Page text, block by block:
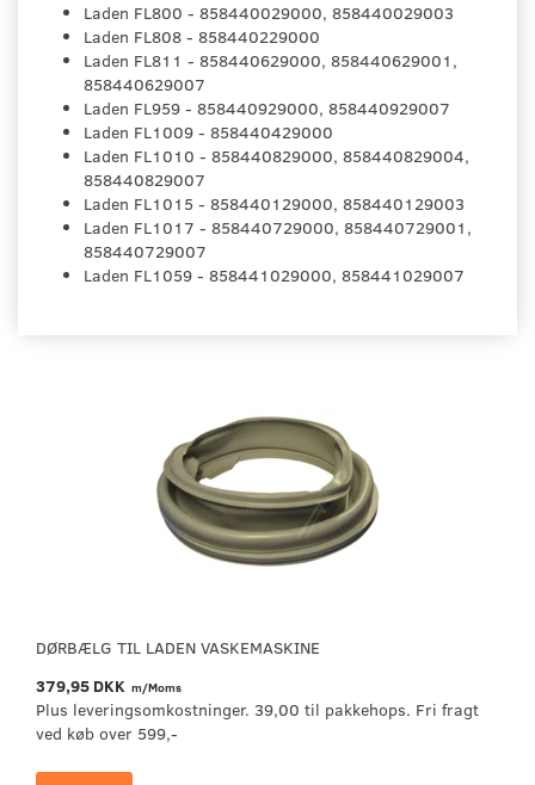
Laden FL800 - 858440029000, 858440029003
Laden FL808 - 858440229000
Laden FL811 - 858440629000, 858440629001,
858440629007
Laden FL959 - 858440929000, 858440929007
Laden FL1009 - 858440429000
Laden FL1010 - 858440829000, 858440829004,
858440829007
Laden FL1015 - 858440129000, 858440129003
Laden FL1017 - 858440729000, 858440729001,
858440729007
Laden FL1059 - 858441029000, 858441029007
DØRBÆLG TIL LADEN VASKEMASKINE
379,95 DKK m/Moms
Plus leveringsomkostninger. 39,00 til pakkehops. Fri fragt
ved køb over 599,-